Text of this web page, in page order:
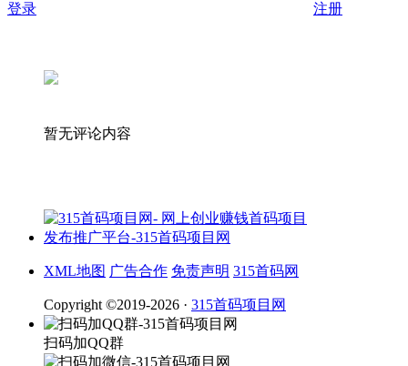
登录 注册
暂无评论内容
XML地图 广告合作 免责声明 315首码网
Copyright ©2019-2026 · 315首码项目网
扫码加QQ群